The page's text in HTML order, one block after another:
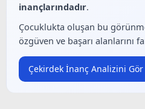
inançlarındadır.
Çocuklukta oluşan bu
özgüven ve başarı alanlarını
Çekirdek İnanç Analizini Gör